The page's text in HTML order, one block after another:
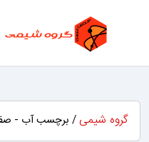
گروه شیمی / برچسب آب - صفحه ۲